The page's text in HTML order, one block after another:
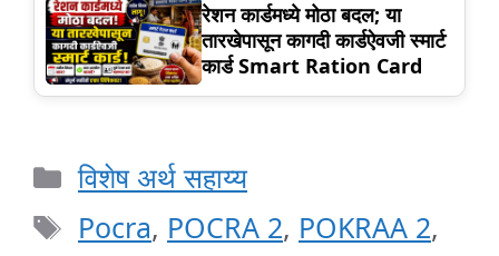
रेशन कार्डमध्ये मोठा बदल; या
तारखेपासून कागदी कार्डऐवजी स्मार्ट
कार्ड Smart Ration Card
Categories
विशेष अर्थ सहाय्य
Tags
Pocra, POCRA 2, POKRAA 2,